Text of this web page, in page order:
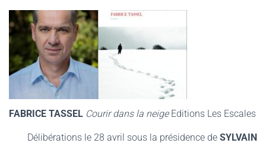
FABRICE TASSEL Courir dans la neige Editions Les Escales
Délibérations le 28 avril sous la présidence de SYLVAIN